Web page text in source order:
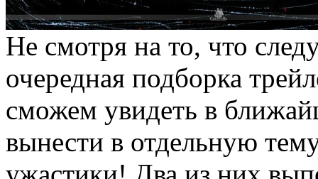
Не смотря на то, что
очередная подборка
сможем увидеть в
вынести в отдельную